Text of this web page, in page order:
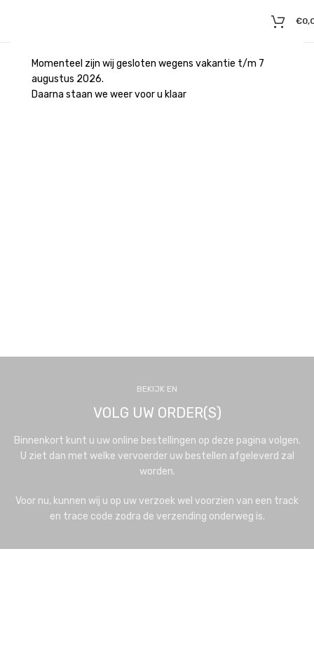
Momenteel zijn wij gesloten wegens vakantie t/m 7
augustus 2026.
Daarna staan we weer voor u klaar
€
BEKIJK EN
VOLG UW ORDER(S)
Binnenkort kunt u uw online bestellingen op deze pagina volgen.
U ziet dan met welke vervoerder uw bestellen afgeleverd zal
worden.
Voor nu, kunnen wij u op uw verzoek wel voorzien van een track
en trace code zodra de verzending onderweg is.